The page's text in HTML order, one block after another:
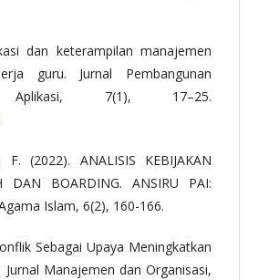
dan keterampilan manajemen
guru. Jurnal Pembangunan
7(1), 17–25.
(2022). ANALISIS KEBIJAKAN
DAN BOARDING. ANSIRU PAI:
Islam, 6(2), 160-166.
Sebagai Upaya Meningkatkan
Manajemen dan Organisasi,